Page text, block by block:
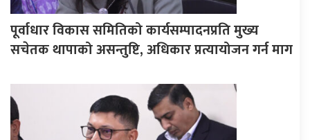
पूर्वाधार विकास समितिको कार्यसम्पादनप्रति मुख्य
सचेतक थापाको असन्तुष्टि, अधिकार प्रत्यायोजन गर्न माग